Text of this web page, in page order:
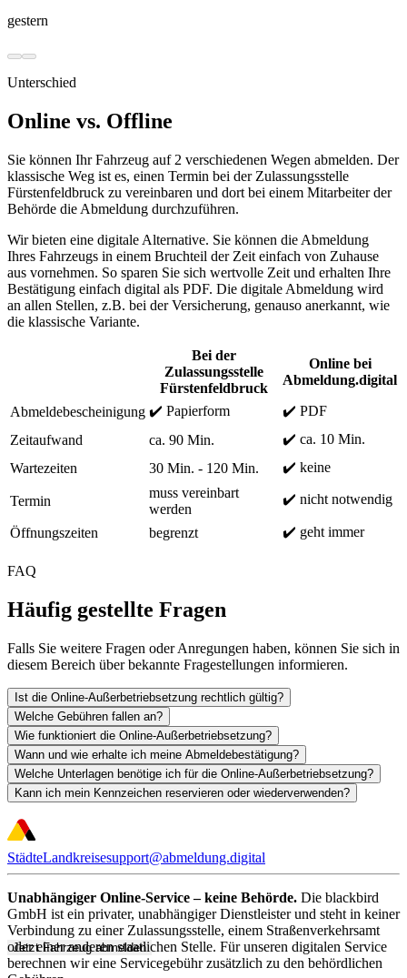
gestern
Unterschied
Online vs. Offline
Sie können Ihr Fahrzeug auf 2 verschiedenen Wegen abmelden. Der
klassische Weg ist es, einen Termin bei der Zulassungsstelle
Fürstenfeldbruck zu vereinbaren und dort bei einem Mitarbeiter der
Behörde die Abmeldung durchzuführen.
Wir bieten eine digitale Alternative. Sie können die Abmeldung
Ihres Fahrzeugs in einem Bruchteil der Zeit einfach von Zuhause
aus vornehmen. So sparen Sie sich wertvolle Zeit und erhalten Ihre
Bestätigung einfach digital als PDF. Die digitale Abmeldung wird
an allen Stellen, z.B. bei der Versicherung, genauso anerkannt, wie
die klassische Variante.
Bei der
Zulassungsstelle
Fürstenfeldbruck
Online bei
Abmeldung.digital
Abmeldebescheinigung ✔️ Papierform
✔️ PDF
Zeitaufwand
ca. 90 Min.
✔️ ca. 10 Min.
Wartezeiten
30 Min. - 120 Min. ✔️ keine
Termin
muss vereinbart
werden
✔️ nicht notwendig
Öffnungszeiten begrenzt ✔️ geht immer
FAQ
Häufig gestellte Fragen
Falls Sie weitere Fragen oder Anregungen haben, können Sie sich in
diesem Bereich über bekannte Fragestellungen informieren.
Ist die Online-Außerbetriebsetzung rechtlich gültig?
Welche Gebühren fallen an?
Wie funktioniert die Online-Außerbetriebsetzung?
Wann und wie erhalte ich meine Abmeldebestätigung?
Welche Unterlagen benötige ich für die Online-Außerbetriebsetzung?
Kann ich mein Kennzeichen reservieren oder wiederverwenden?
Jetzt Fahrzeug abmelden
StädteLandkreisesupport@abmeldung.digital
Unabhängiger Online-Service – keine Behörde. Die blackbird
GmbH ist ein privater, unabhängiger Dienstleister und steht in keiner
Verbindung zu einer Zulassungsstelle, einem Straßenverkehrsamt
oder einer anderen staatlichen Stelle. Für unseren digitalen Service
berechnen wir eine Servicegebühr zusätzlich zu den behördlichen